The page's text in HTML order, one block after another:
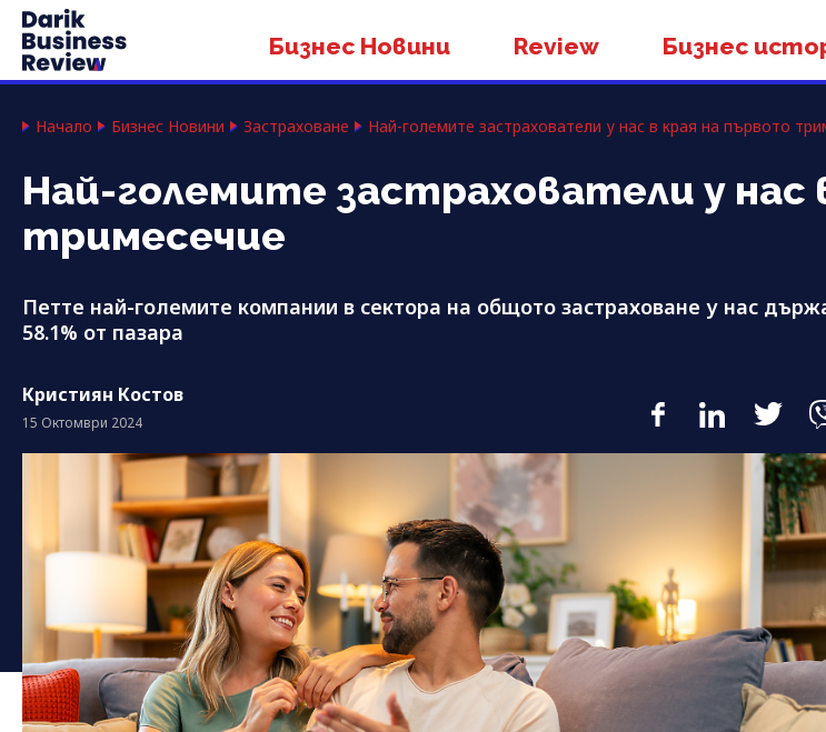
Бизнес Новини Review Бизнес
Начало Бизнес Новини Застраховане Най-големите застрахователи у нас в края на първото
Най-големите застрахователи у нас
тримесечие
Петте най-големите компании в сектора на общото застраховане у нас
58.1% от пазара
Кристиян Костов
15 Октомври 2024